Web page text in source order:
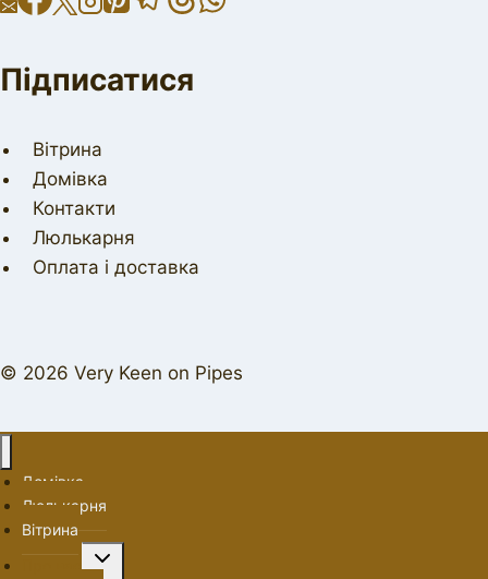
Підписатися
Вітрина
Домівка
Контакти
Люлькарня
Оплата і доставка
© 2026 Very Keen on Pipes
Домівка
Люлькарня
Вітрина
Перемкнути